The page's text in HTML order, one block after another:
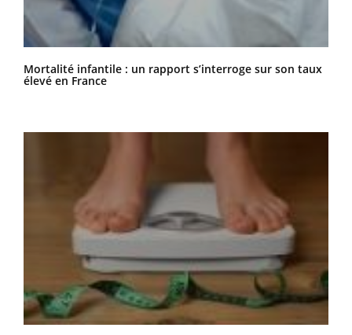
Mortalité infantile : un rapport s’interroge sur son taux
élevé en France